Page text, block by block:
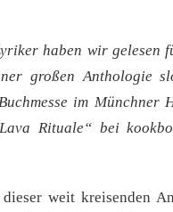
haben wir gelesen
großen Anthologie
im Münchner
Rituale“ bei
weit kreisenden